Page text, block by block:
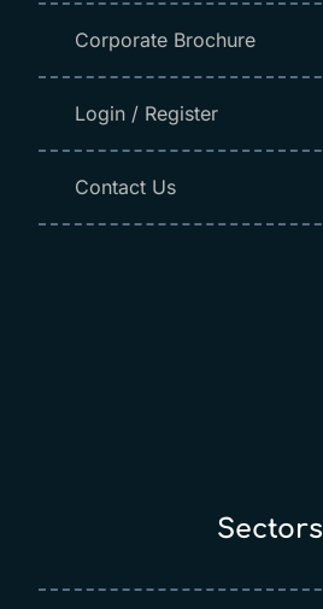
Corporate Brochure
Login / Register
Contact Us
Sectors